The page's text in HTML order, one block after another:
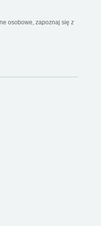
osobowe, zapoznaj się z